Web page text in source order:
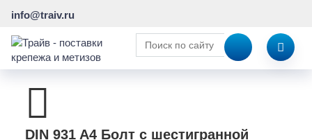
info@traiv.ru
DIN 931 A4 Болт с шестигранной